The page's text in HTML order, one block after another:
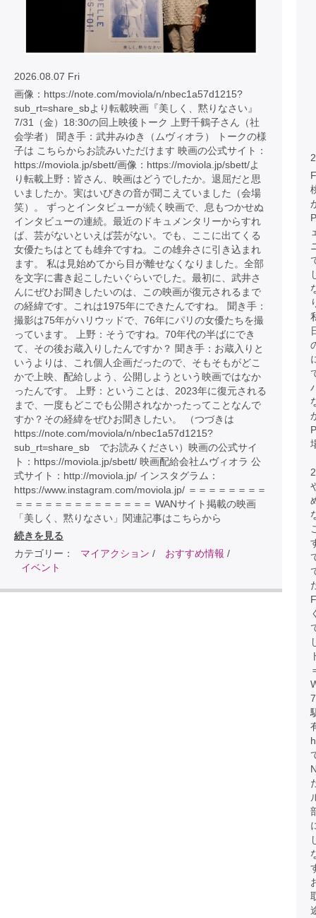
2026.08.07 Fri
画像：https://note.com/moviola/n/nbec1a57d1215?
sub_rt=share_sbより転載映画『美しく、黙りなさい』
7/31（金）18:30の回上映後トーク 上野千鶴子さん（社
会学者） 聞き手：武井みゆき（ムヴィオラ） トークの様
子は こちらからお読みいただけます 映画の公式サイト：
https://moviola.jp/sbett/画像：https://moviola.jp/sbett/よ
り転載上野：皆さん、映画はどうでしたか。退屈だと思
いましたか。実はいびきの音が聞こえていました（会場
笑）。 ずっとインタビューが続く映画で、息もつかせぬ
インタビューの連続。最近のドキュメンタリーからすれ
ば、芸がないといえば芸がない。でも、ここに出てくる
女優たちはとても雄弁ですね。この雄弁さに引き込まれ
ます。 私は見始めてから目が離せなくなりました。全部
を文字に書き起こしたいぐらいでした。最初に、武井さ
んにぜひお聞きしたいのは、この映画が復元されるまで
の経緯です。これは1975年にできたんですね。 聞き手：
撮影は75年がハリウッドで、76年にパリの女優たちを撮
っています。 上野：そうですね。70年代の半ばにでき
て、その後お蔵入りしたんですか？ 聞き手：お蔵入りと
いうよりは、これ個人企画だったので、そもそもがどこ
かで上映、配給しよう、公開しようという映画ではなか
ったんです。 上野：ということは、2023年に復元される
まで、一度もどこでも公開されなかったってことなんで
すか？その経緯をぜひお聞きしたい。 （つづきは
https://note.com/moviola/n/nbec1a57d1215?
sub_rt=share_sb でお読みください）映画の公式サイ
ト：https://moviola.jp/sbett/ 映画配給会社ムヴィオラ 公
式サイト：http://moviola.jp/ インスタグラム：
https://www.instagram.com/moviola.jp/ ＝＝＝＝＝＝＝＝
＝＝＝＝＝＝＝＝＝＝＝＝＝＝ WANサイト掲載の映画
「美しく、黙りなさい」関連記事はこちらから
続きを見る
カテゴリー：
マイアクション / おすすめ情報 /
イベント